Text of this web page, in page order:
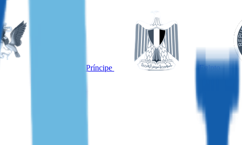
Santo Tomé y Príncipe Egipto